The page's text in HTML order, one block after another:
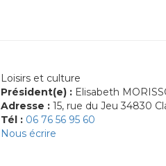
Loisirs et culture
Président(e) : Elisabeth
Adresse : 15, rue du Jeu 34830
Tél : 06 76 56 95 60
Nous écrire